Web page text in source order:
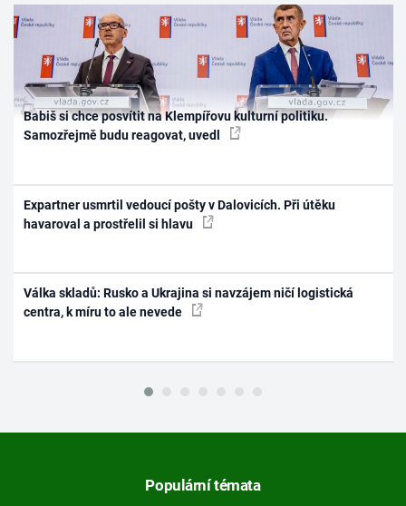
Babiš si chce posvítit na Klempířovu kulturní politiku.
Samozřejmě budu reagovat, uvedl
Expartner usmrtil vedoucí pošty v Dalovicích. Při útěku
havaroval a prostřelil si hlavu
Válka skladů: Rusko a Ukrajina si navzájem ničí logistická
centra, k míru to ale nevede
Populární témata